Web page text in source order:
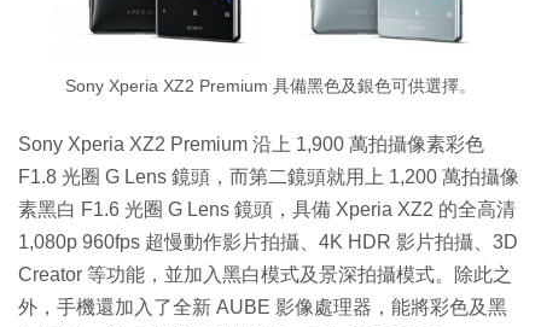
Sony Xperia XZ2 Premium 具備黑色及銀色可供選擇。
Sony Xperia XZ2 Premium 沿上 1,900 萬拍攝像素彩色
F1.8 光圈 G Lens 鏡頭，而第二鏡頭就用上 1,200 萬拍攝像
素黑白 F1.6 光圈 G Lens 鏡頭，具備 Xperia XZ2 的全高清
1,080p 960fps 超慢動作影片拍攝、4K HDR 影片拍攝、3D
Creator 等功能，並加入黑白模式及景深拍攝模式。除此之
外，手機還加入了全新 AUBE 影像處理器，能將彩色及黑